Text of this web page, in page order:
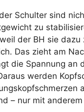
Schulter sind
zu
der BH sie dazu
Das zieht am
die Spannung an
werden
– nur mit